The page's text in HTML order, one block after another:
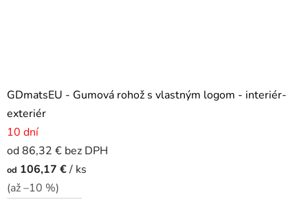
GDmatsEU - Gumová rohož s vlastným logom - interiér-
exteriér
10 dní
od 86,32 € bez DPH
od 106,17 €/ ks
(až –10 %)